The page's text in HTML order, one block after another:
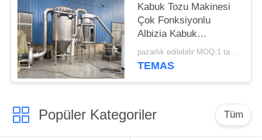
Kabuk Tozu Makinesi
Çok Fonksiyonlu
Albizia Kabuk
Pulverizer Mill
pazarlık edilebilir MOQ:1 takım
TEMAS
Popüler Kategoriler Tüm